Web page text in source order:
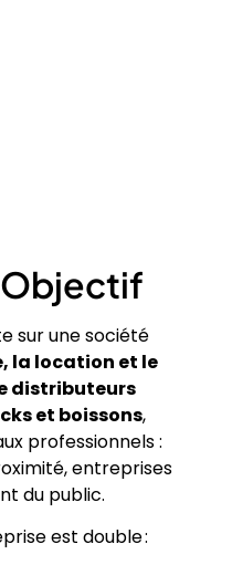
sur une société
la location et le
distributeurs
et boissons,
professionnels :
entreprises
du public.
est double :